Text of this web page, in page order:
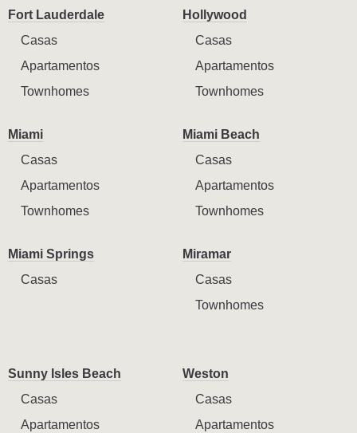
Fort Lauderdale
Casas
Apartamentos
Townhomes
Hollywood
Casas
Apartamentos
Townhomes
Miami
Casas
Apartamentos
Townhomes
Miami Beach
Casas
Apartamentos
Townhomes
Miami Springs
Casas
Miramar
Casas
Townhomes
Sunny Isles Beach
Casas
Apartamentos
Weston
Casas
Apartamentos